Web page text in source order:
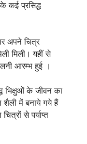
कई प्रसिद्ध
अपने चित्र
मिली। यहीं से
आरम्भ हुई ।
भिक्षुओं के जीवन का
शैली में बनाये गये हैं
से पर्याप्त